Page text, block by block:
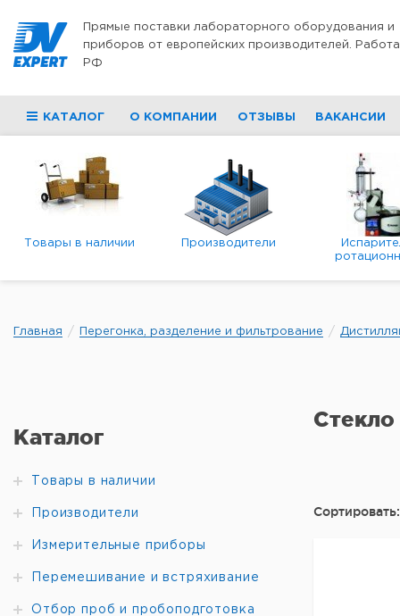
Прямые поставки лабораторного оборудования и
приборов от европейских производителей.
РФ
КАТАЛОГ О КОМПАНИИ ОТЗЫВЫ ВАКАНСИИ
Товары в наличии Производители
Главная Перегонка, разделение и фильтрование
Каталог
Товары в наличии
Производители
Измерительные приборы
Перемешивание и встряхивание
Отбор проб и пробоподготовка
Сортировать: